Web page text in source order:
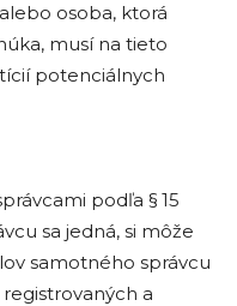
osoba, ktorá
musí na tieto
potenciálnych
podľa § 15
sa jedná, si môže
samotného správcu
registrovaných a